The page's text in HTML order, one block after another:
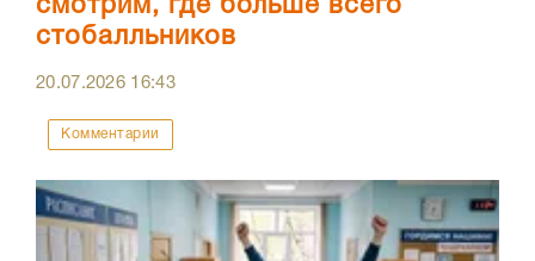
смотрим, где больше всего
стобалльников
20.07.2026 16:43
Комментарии